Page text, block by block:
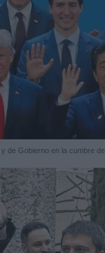
de Gobierno en la cumbre